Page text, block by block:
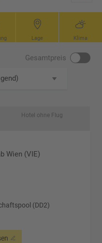
Lage Klima
Gesamtpreis
Hotel ohne Flug
Wien (VIE)
(DD2)